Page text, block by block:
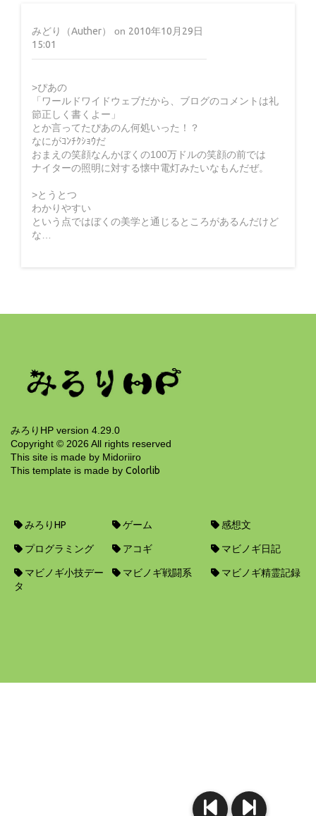
みどり（Auther） on 2010年10月29日
15:01
>ぴあの
「ワールドワイドウェブだから、ブログのコメントは礼
節正しく書くよー」
とか言ってたぴあのん何処いった！？
なにがｺﾝﾁｸｼｮｳだ
おまえの笑顔なんかぼくの100万ドルの笑顔の前では
ナイターの照明に対する懐中電灯みたいなもんだぜ。
>とうとつ
わかりやすい
という点ではぼくの美学と通じるところがあるんだけど
な…
みろりHP version 4.29.0
Copyright © 2026 All rights reserved
This site is made by Midoriiro
This template is made by Colorlib
みろりHP ゲーム 感想文
プログラミング アコギ マビノギ日記
マビノギ小技デー
タ
マビノギ戦闘系 マビノギ精霊記録